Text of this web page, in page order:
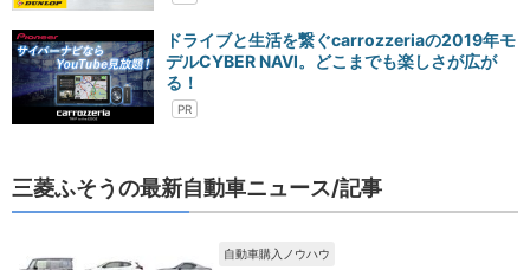
ドライブと生活を繋ぐcarrozzeriaの2019年モ
デルCYBER NAVI。どこまでも楽しさが広が
る！
三菱ふそうの最新自動車ニュース/記事
自動車購入ノウハウ